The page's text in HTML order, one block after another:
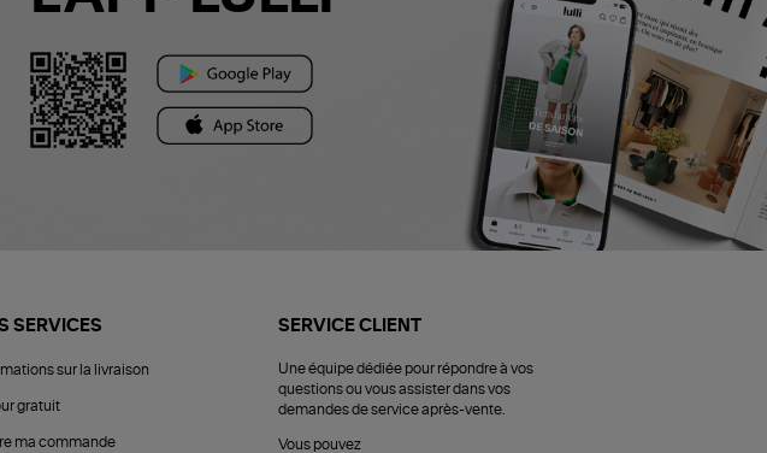
SERVICES
sur la livraison
gratuit
ma commande
SERVICE CLIENT
Une équipe dédiée pour répondre à vos
questions ou vous assister dans vos
demandes de service après-vente.
Vous pouvez